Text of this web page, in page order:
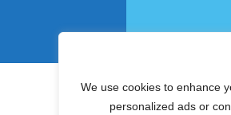
We use cookies to enhance
personalized ads or